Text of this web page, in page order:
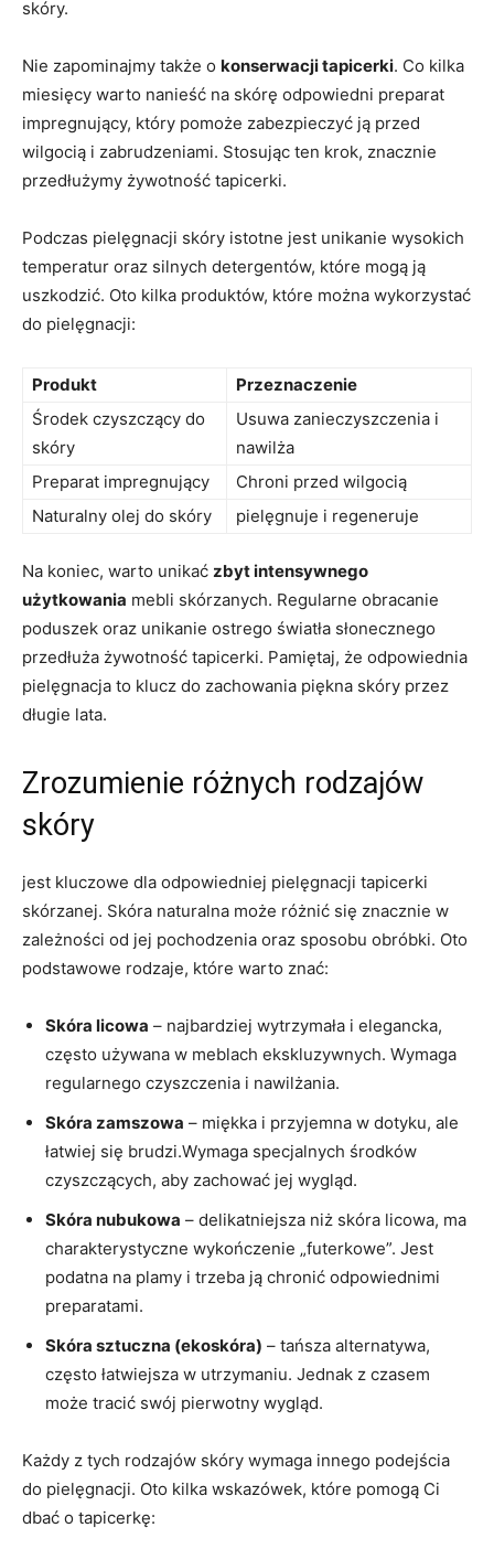
skóry.
Nie zapominajmy także o konserwacji tapicerki. Co kilka
miesięcy warto nanieść na skórę odpowiedni preparat⁢
impregnujący, który pomoże ⁤zabezpieczyć ją ⁢przed
wilgocią i zabrudzeniami. Stosując‍ ten krok, znacznie
przedłużymy żywotność tapicerki.
Podczas pielęgnacji skóry istotne jest unikanie wysokich
⁤temperatur oraz silnych detergentów, które ‍mogą ją⁤
uszkodzić. Oto kilka produktów, które można wykorzystać
do ⁣pielęgnacji:
Produkt
Przeznaczenie
Środek‌ czyszczący do
skóry
Usuwa zanieczyszczenia i‌
nawilża
Preparat impregnujący
Chroni przed wilgocią
Naturalny ‌olej do skóry
pielęgnuje i ​regeneruje
Na koniec, warto unikać zbyt intensywnego
użytkowania mebli‌ skórzanych. ⁣Regularne obracanie
poduszek oraz unikanie‍ ostrego światła słonecznego
przedłuża żywotność ‌tapicerki. Pamiętaj,​ że ⁣odpowiednia
pielęgnacja ‌to klucz do zachowania piękna ‌skóry przez
długie lata.
Zrozumienie różnych rodzajów
skóry
jest kluczowe dla odpowiedniej pielęgnacji‍ tapicerki
skórzanej. Skóra naturalna może różnić się znacznie w⁢
zależności⁢ od ⁤jej pochodzenia oraz‍ sposobu obróbki. Oto⁢
podstawowe rodzaje,⁣ które warto znać:
Skóra licowa ​– najbardziej wytrzymała​ i elegancka,
często używana w meblach⁣ ekskluzywnych. Wymaga
regularnego czyszczenia i nawilżania.
Skóra⁣ zamszowa – miękka i przyjemna‍ w dotyku, ale
łatwiej się brudzi.Wymaga specjalnych środków
czyszczących, aby zachować jej wygląd.
Skóra nubukowa – delikatniejsza niż⁣ skóra licowa, ma ​
charakterystyczne wykończenie „futerkowe”. Jest
podatna na ⁢plamy ‌i trzeba ją chronić odpowiednimi⁢
preparatami.
Skóra sztuczna (ekoskóra) ⁤–⁤ tańsza ‍alternatywa,
często łatwiejsza w utrzymaniu. Jednak z czasem
może tracić ⁤swój pierwotny ⁤wygląd.
Każdy ⁣z⁢ tych rodzajów skóry wymaga ⁤innego podejścia‍
do pielęgnacji. Oto kilka wskazówek, które pomogą Ci
dbać o tapicerkę: